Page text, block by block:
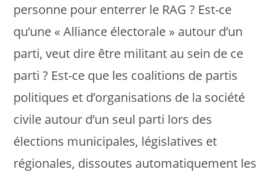
personne pour enterrer le RAG ? Est-ce
qu’une « Alliance électorale » autour d’un
parti, veut dire être militant au sein de ce
parti ? Est-ce que les coalitions de partis
politiques et d’organisations de la société
civile autour d’un seul parti lors des
élections municipales, législatives et
régionales, dissoutes automatiquement les